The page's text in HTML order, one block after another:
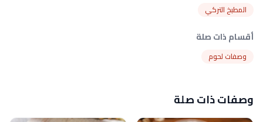
المطبخ التركي
أقسام ذات صلة
وصفات لحوم
وصفات ذات صلة